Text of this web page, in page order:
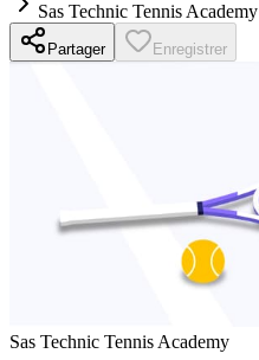
Sas Technic Tennis Academy
Partager Enregistrer
Sas Technic Tennis Academy